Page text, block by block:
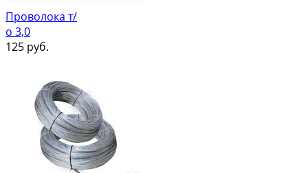
Проволока т/
о 3,0
125 руб.